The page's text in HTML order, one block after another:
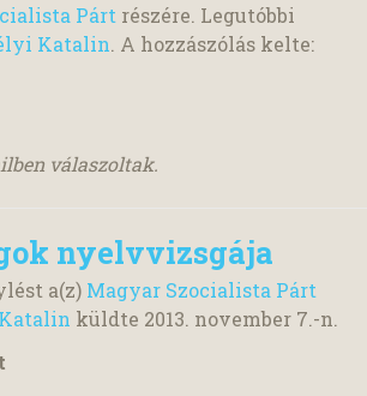
Párt részére. Legutóbbi
Katalin. A hozzászólás kelte:
válaszoltak.
nyelvvizsgája
a(z) Magyar Szocialista Párt
küldte 2013. november 7.-n.